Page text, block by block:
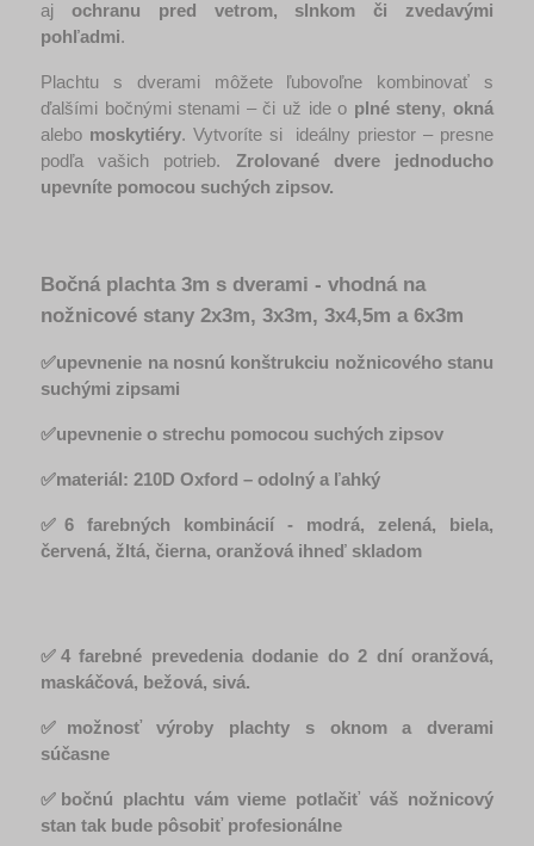
aj ochranu pred vetrom, slnkom či zvedavými
pohľadmi.
Plachtu s dverami môžete ľubovoľne kombinovať s
ďalšími bočnými stenami – či už ide o plné steny, okná
alebo moskytiéry. Vytvoríte si  ideálny priestor – presne
podľa vašich potrieb. Zrolované dvere jednoducho
upevníte pomocou suchých zipsov.
Bočná plachta 3m s dverami - vhodná na
nožnicové stany 2x3m, 3x3m, 3x4,5m a 6x3m
✅upevnenie na nosnú konštrukciu nožnicového stanu
suchými zipsami
✅upevnenie o strechu pomocou suchých zipsov
✅materiál: 210D Oxford – odolný a ľahký
✅6 farebných kombinácií - modrá, zelená, biela,
červená, žltá, čierna, oranžová ihneď skladom
✅4 farebné prevedenia dodanie do 2 dní oranžová,
maskáčová, bežová, sivá.
✅možnosť výroby plachty s oknom a dverami
súčasne
✅bočnú plachtu vám vieme potlačiť váš nožnicový
stan tak bude pôsobiť profesionálne